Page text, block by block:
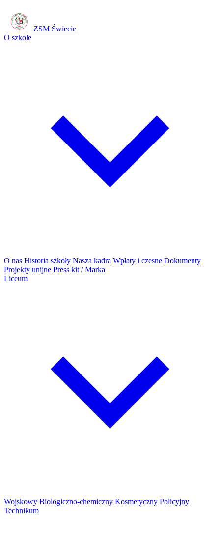
ZSM Świecie
O szkole
O nas Historia szkoły Nasza kadra Wpłaty i czesne Dokumenty
Projekty unijne Press kit / Marka
Liceum
Wojskowy Biologiczno-chemiczny Kosmetyczny Policyjny
Technikum